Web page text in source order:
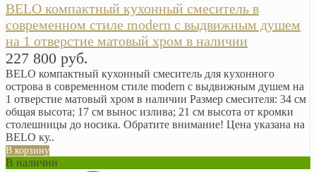
BELO компактный кухонный смеситель в
современном стиле modern с выдвижным душем
на 1 отверстие матовый хром в наличии
227 800 руб.
BELO компактный кухонный смеситель для кухонного
острова в современном стиле modern с выдвижным душем на
1 отверстие матовый хром в наличии Размер смесителя: 34 см
общая высота; 17 см вынос излива; 21 см высота от кромки
столешницы до носика. Обратите внимание! Цена указана на
BELO ку..
В корзину
В наличии